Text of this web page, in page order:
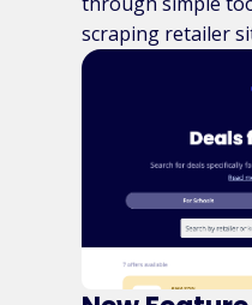
scraping retailer